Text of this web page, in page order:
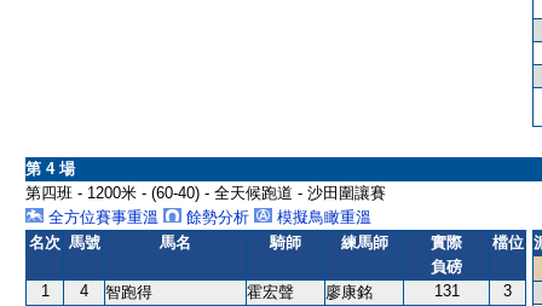
第 4 場
第四班 - 1200米 - (60-40) - 全天候跑道 - 沙田圍讓賽
全方位賽事重溫
餘勢分析
模擬鳥瞰重溫
名次 馬號 馬名 騎師 練馬師
實際
負磅
檔位
1 4 智跑得 霍宏聲 廖康銘 131
3